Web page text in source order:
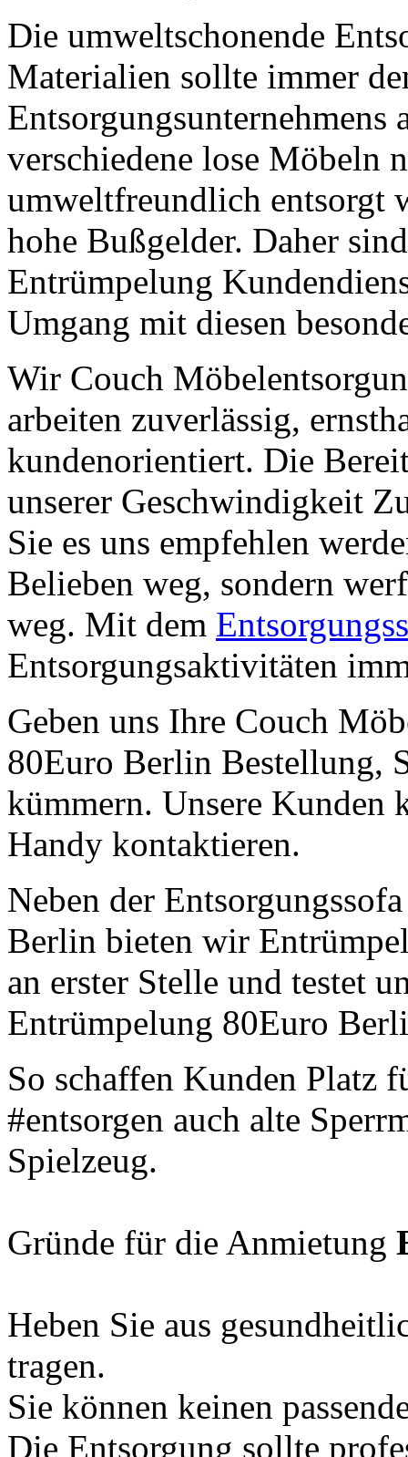
Die umweltschonende
Materialien sollte immer
Entsorgungsunternehmens
verschiedene lose Möbeln
umweltfreundlich entsorgt
hohe Bußgelder. Daher
Entrümpelung
Umgang mit diesen
Wir Couch
arbeiten zuverlässig,
kundenorientiert. Die
unserer Geschwindigkeit
Sie es uns empfehlen
Belieben weg, sondern
weg. Mit dem
Entsorgungsaktivitäten
Geben uns Ihre Couch
80Euro Berlin Bestellung,
kümmern. Unsere Kunden
Handy kontaktieren.
Neben der
Berlin bieten wir
an erster Stelle und testet
Entrümpelung 80Euro
So schaffen Kunden Platz
#entsorgen auch alte
Spielzeug.
Gründe für die Anmietung
Heben Sie aus
tragen.
Sie können keinen
Die Entsorgung sollte